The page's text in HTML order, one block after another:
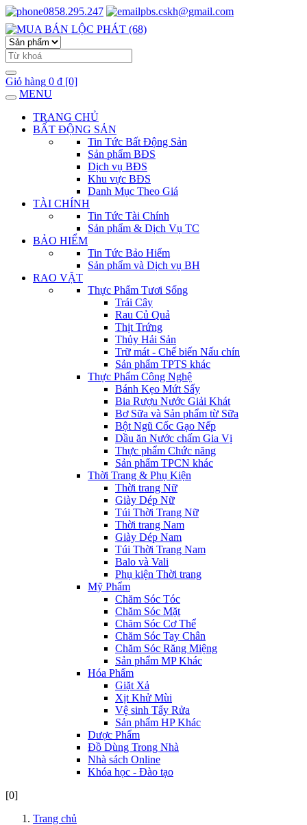
0858.295.247 pbs.cskh@gmail.com
Giỏ hàng 0 đ [0]
MENU
TRANG CHỦ
BẤT ĐỘNG SẢN
Tin Tức Bất Động Sản
Sản phẩm BĐS
Dịch vụ BĐS
Khu vực BĐS
Danh Mục Theo Giá
TÀI CHÍNH
Tin Tức Tài Chính
Sản phẩm & Dịch Vụ TC
BẢO HIỂM
Tin Tức Bảo Hiểm
Sản phẩm và Dịch vụ BH
RAO VẶT
Thực Phẩm Tươi Sống
Trái Cây
Rau Củ Quả
Thịt Trứng
Thủy Hải Sản
Trữ mát - Chế biến Nấu chín
Sản phẩm TPTS khác
Thực Phẩm Công Nghệ
Bánh Kẹo Mứt Sấy
Bia Rượu Nước Giải Khát
Bơ Sữa và Sản phẩm từ Sữa
Bột Ngũ Cốc Gạo Nếp
Dầu ăn Nước chấm Gia Vị
Thực phẩm Chức năng
Sản phẩm TPCN khác
Thời Trang & Phụ Kiện
Thời trang Nữ
Giày Dép Nữ
Túi Thời Trang Nữ
Thời trang Nam
Giày Dép Nam
Túi Thời Trang Nam
Balo và Vali
Phụ kiện Thời trang
Mỹ Phẩm
Chăm Sóc Tóc
Chăm Sóc Mặt
Chăm Sóc Cơ Thể
Chăm Sóc Tay Chân
Chăm Sóc Răng Miệng
Sản phẩm MP Khác
Hóa Phẩm
Giặt Xả
Xịt Khử Mùi
Vệ sinh Tẩy Rửa
Sản phẩm HP Khác
Dược Phẩm
Đồ Dùng Trong Nhà
Nhà sách Online
Khóa học - Đào tạo
[0]
Trang chủ